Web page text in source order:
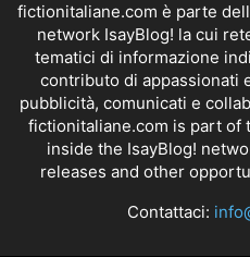
fictionitaliane.com è parte
network IsayBlog! la cui
tematici di informazione
contributo di appassionati
pubblicità, comunicati e
fictionitaliane.com is part of
inside the IsayBlog!
releases and other
Contattaci: